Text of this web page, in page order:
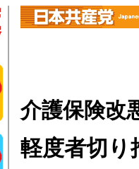
介護保険改
軽度者切り